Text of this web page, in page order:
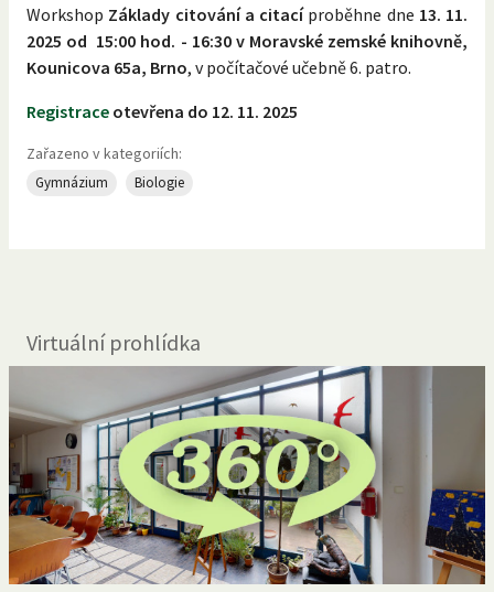
Workshop Základy citování a citacíproběhne dne 13. 11.
2025 od 15:00 hod. - 16:30 v Moravské zemské knihovně,
Kounicova 65a, Brno, v počítačové učebně 6. patro.
Registrace otevřena do 12. 11. 2025
Zařazeno v kategoriích:
Gymnázium Biologie
Virtuální prohlídka